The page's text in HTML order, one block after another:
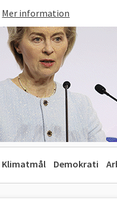
Mer information
Klimatmål Demokrati